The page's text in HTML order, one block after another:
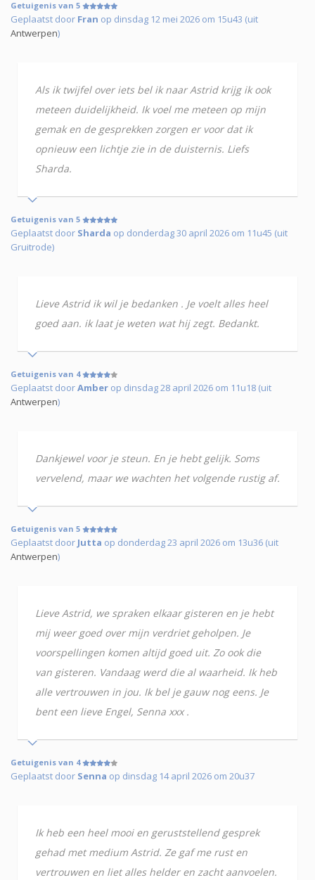
Getuigenis van 5
Geplaatst door Fran op dinsdag 12 mei 2026 om 15u43 (uit
Antwerpen)
Als ik twijfel over iets bel ik naar Astrid krijg ik ook
meteen duidelijkheid. Ik voel me meteen op mijn
gemak en de gesprekken zorgen er voor dat ik
opnieuw een lichtje zie in de duisternis. Liefs
Sharda.
Getuigenis van 5
Geplaatst door Sharda op donderdag 30 april 2026 om 11u45 (uit
Gruitrode)
Lieve Astrid ik wil je bedanken . Je voelt alles heel
goed aan. ik laat je weten wat hij zegt. Bedankt.
Getuigenis van 4
Geplaatst doorAmber op dinsdag 28 april 2026 om 11u18 (uit
Antwerpen)
Dankjewel voor je steun. En je hebt gelijk. Soms
vervelend, maar we wachten het volgende rustig af.
Getuigenis van 5
Geplaatst door Jutta op donderdag 23 april 2026 om 13u36 (uit
Antwerpen)
Lieve Astrid, we spraken elkaar gisteren en je hebt
mij weer goed over mijn verdriet geholpen. Je
voorspellingen komen altijd goed uit. Zo ook die
van gisteren. Vandaag werd die al waarheid. Ik heb
alle vertrouwen in jou. Ik bel je gauw nog eens. Je
bent een lieve Engel, Senna xxx .
Getuigenis van 4
Geplaatst door Senna op dinsdag 14 april 2026 om 20u37
Ik heb een heel mooi en geruststellend gesprek
gehad met medium Astrid. Ze gaf me rust en
vertrouwen en liet alles helder en zacht aanvoelen.